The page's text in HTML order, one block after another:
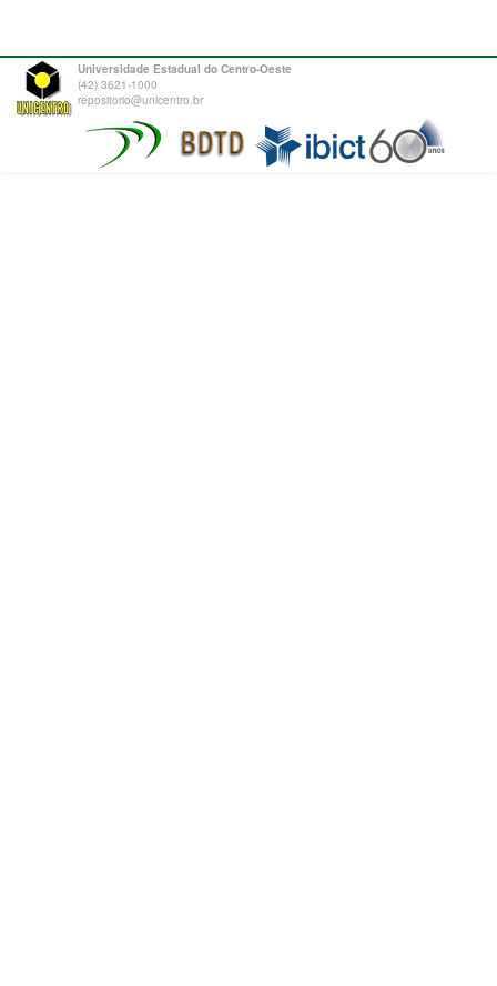
Universidade Estadual do Centro-Oeste
(42) 3621-1000
repositorio@unicentro.br